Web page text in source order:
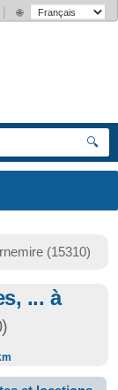
| 🌐
🔍
(15310)
... à